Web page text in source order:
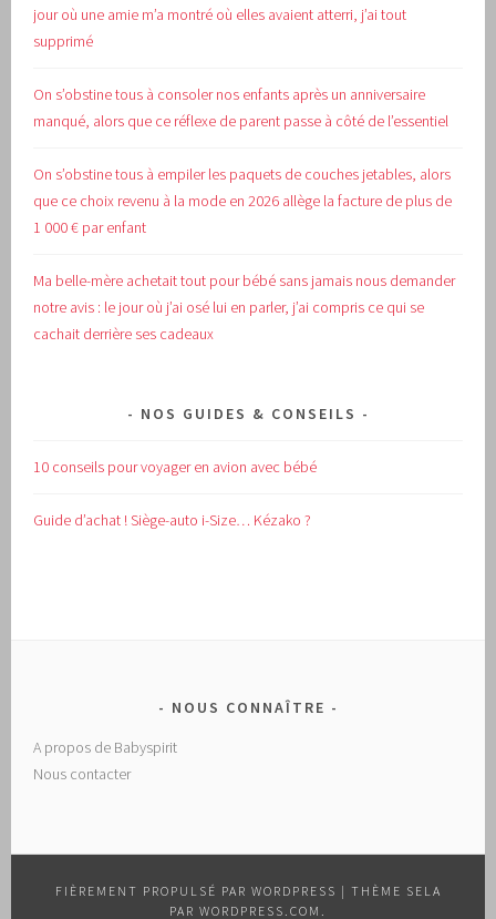
jour où une amie m’a montré où elles avaient atterri, j’ai tout
supprimé
On s’obstine tous à consoler nos enfants après un anniversaire
manqué, alors que ce réflexe de parent passe à côté de l’essentiel
On s’obstine tous à empiler les paquets de couches jetables, alors
que ce choix revenu à la mode en 2026 allège la facture de plus de
1 000 € par enfant
Ma belle-mère achetait tout pour bébé sans jamais nous demander
notre avis : le jour où j’ai osé lui en parler, j’ai compris ce qui se
cachait derrière ses cadeaux
NOS GUIDES & CONSEILS
10 conseils pour voyager en avion avec bébé
Guide d’achat !Siège-auto i-Size… Kézako ?
NOUS CONNAÎTRE
A propos de Babyspirit
Nous contacter
FIÈREMENT PROPULSÉ PAR WORDPRESS | THÈME SELA
PAR WORDPRESS.COM .